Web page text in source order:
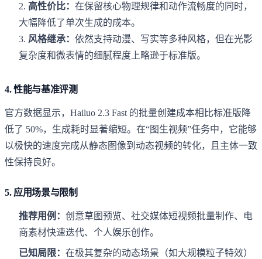
2. 高性价比： 在保留核心物理规律和动作流畅度的同时，
大幅降低了单次生成的成本。
3. 风格继承： 依然支持动漫、写实等多种风格，但在光影
复杂度和微表情的细腻程度上略逊于标准版。
4. 性能与基准评测
官方数据显示，Hailuo 2.3 Fast 的批量创建成本相比标准版降
低了 50%，生成耗时显著缩短。在“图生视频”任务中，它能够
以极快的速度完成从静态图像到动态视频的转化，且主体一致
性保持良好。
5. 应用场景与限制
推荐用例： 创意草图预览、社交媒体短视频批量制作、电
商素材快速迭代、个人娱乐创作。
已知局限： 在极其复杂的动态场景（如大规模粒子特效）